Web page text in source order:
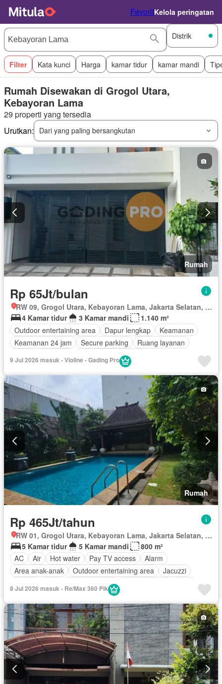
FavoritKelola peringatan
Distrik
Filter Kata kunci Harga kamar tidur kamar mandi
Rumah Disewakan di Grogol Utara,
Kebayoran Lama
29 properti yang tersedia
Urutkan:
Dari yang paling bersangkutan
Rumah
Rp 65Jt/bulan
RW 09, Grogol Utara, Kebayoran Lama, Jakarta Selatan, Daerah Khusus Ibukota Jakarta
4 Kamar tidur
3 Kamar mandi
1.140 m²
Outdoor entertaining area
Dapur lengkap
Keamanan
Keamanan 24 jam
Secure parking
Ruang layanan
Sebagian perabotan
9 Jul 2026 masuk - Violine - Gading Pro
Rumah
Rp 465Jt/tahun
RW 01, Grogol Utara, Kebayoran Lama, Jakarta Selatan, Daerah Khusus Ibukota Jakarta
5 Kamar tidur
5 Kamar mandi
800 m²
AC
Air Hot water Pay TV access
Alarm
Area anak-anak
Outdoor entertaining area
Jacuzzi
Dapur lengkap
Keamanan Kolam renang
Pustaka
Ruang layanan Televisi Garasi
Panggang
Halaman
Wifi Tanpa perabotan
8 Jul 2026 masuk - Re/Max 360 Pik